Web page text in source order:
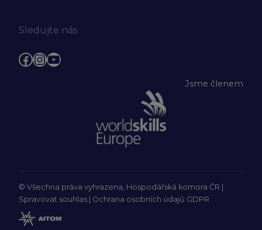
Sledujte nás
Facebook
Instagram
YouTube
Jsme členem
© Všechna práva vyhrazena, Hospodářská komora ČR |
Spravovat souhlas
Ochrana osobních údajů GDPR